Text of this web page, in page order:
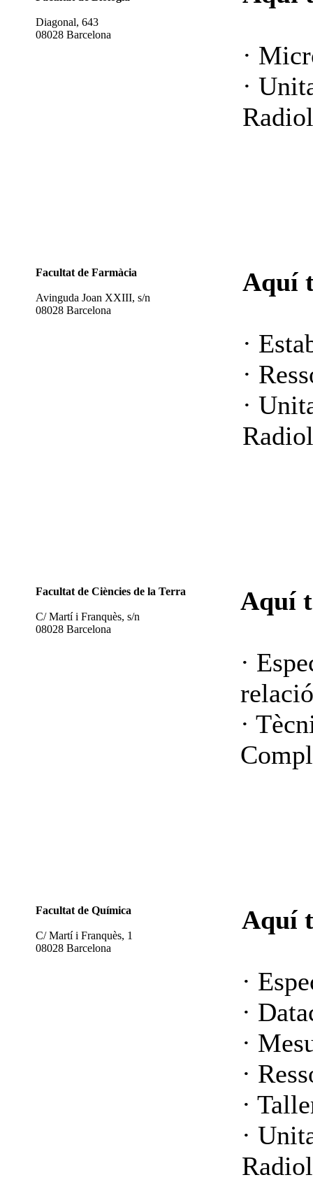
Diagonal, 643
08028 Barcelona
·
·
Facultat de Farmàcia
Avinguda Joan XXIII, s/n
08028 Barcelona
Aquí
·
·
·
Facultat de Ciències de la Terra
C/ Martí i Franquès, s/n
08028 Barcelona
Aquí
·
·
Facultat de Química
C/ Martí i Franquès, 1
08028 Barcelona
Aquí
·
·
·
·
·
·